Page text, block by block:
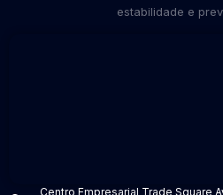
estabilidade e
Centro Empresarial Trade Square